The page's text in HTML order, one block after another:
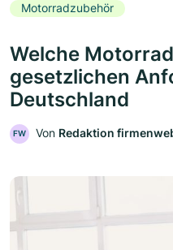
Motorradzubehör
Welche
gesetzlichen
Deutschland
FW Von Redaktion